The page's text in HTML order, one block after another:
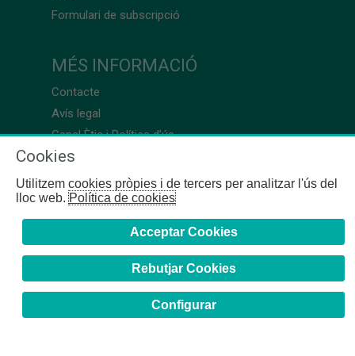
Formulari de subscripció
MÉS INFORMACIÓ
Contacte
Avís legal
Canal Ètic i Política d’ús
Cookies
Utilitzem cookies pròpies i de tercers per analitzar l'ús del
lloc web.Política de cookies
Acceptar Cookies
Rebutjar Cookies
Configurar